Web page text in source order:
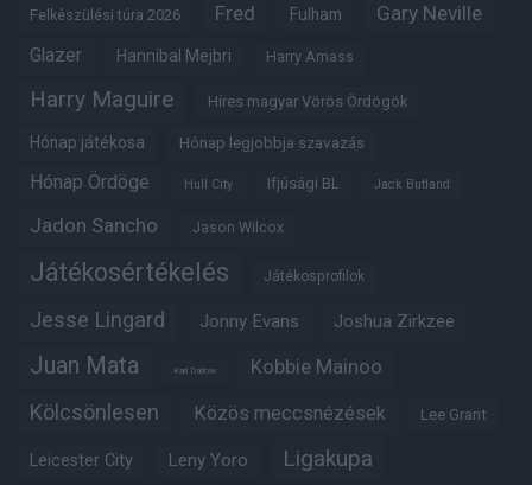
Felkészülési túra 2026 Fred Fulham Gary Neville
Glazer Hannibal Mejbri Harry Amass
Harry Maguire Híres magyar Vörös Ördögök
Hónap játékosa Hónap legjobbja szavazás
Hónap Ördöge Hull City Ifjúsági BL Jack Butland
Jadon Sancho Jason Wilcox
Játékosértékelés Játékosprofilok
Jesse Lingard Jonny Evans Joshua Zirkzee
Juan Mata Karl Darlow Kobbie Mainoo
Kölcsönlesen Közös meccsnézések Lee Grant
Leicester City Leny Yoro Ligakupa